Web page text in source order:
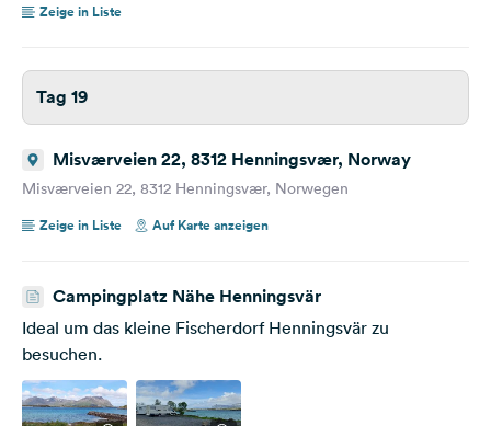
Zeige in Liste
Tag 19
Misværveien 22, 8312 Henningsvær, Norway
Misværveien 22, 8312 Henningsvær, Norwegen
Zeige in Liste
Auf Karte anzeigen
Campingplatz Nähe Henningsvär
Ideal um das kleine Fischerdorf Henningsvär zu
besuchen.